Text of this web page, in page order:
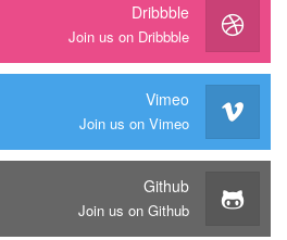
Dribbble
Join us on Dribbble
Vimeo
Join us on Vimeo
Github
Join us on Github